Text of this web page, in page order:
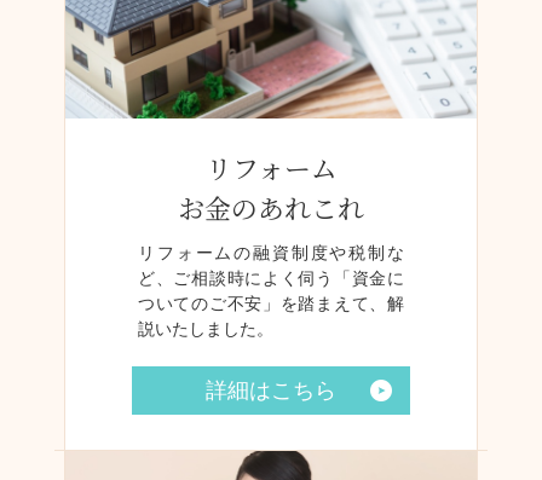
リフォーム
お金のあれこれ
リフォームの融資制度や税制な
ど、ご相談時によく伺う「資金に
ついてのご不安」を踏まえて、解
説いたしました。
詳細はこちら